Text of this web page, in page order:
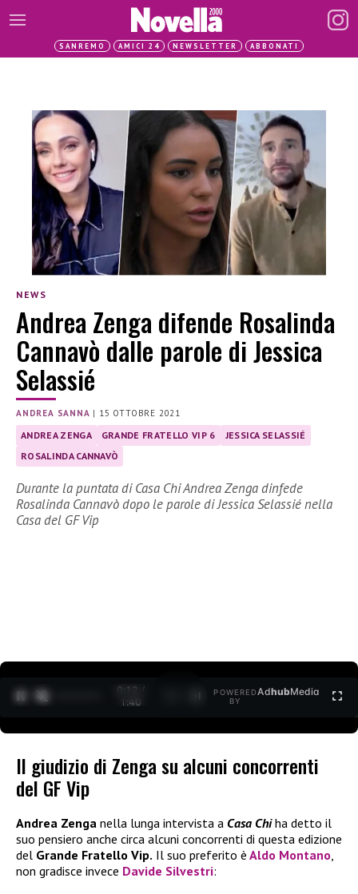
SANREMO AMICI 24 NEWSLETTER ABBONATI
NEWS
Andrea Zenga difende Rosalinda
Cannavò dalle parole di Jessica
Selassié
ANDREA SANNA | 15 OTTOBRE 2021
ANDREA ZENGA GRANDE FRATELLO VIP 6
JESSICA SELASSIÉ
ROSALINDA CANNAVÒ
Durante la puntata di Casa Chi Andrea Zenga dinfede
Rosalinda Cannavò dopo le parole di Jessica Selassié nella
Casa del GF Vip
0:12 /
1:40
POWERED
BY
AdhubMedia
Il giudizio di Zenga su alcuni concorrenti
del GF Vip
Andrea Zenga nella lunga intervista a Casa Chiha detto il
suo pensiero anche circa alcuni concorrenti di questa edizione
del Grande Fratello Vip. Il suo preferito è Aldo Montano,
non gradisce invece Davide Silvestri: